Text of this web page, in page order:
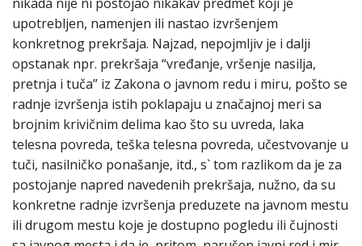
upotrebljen, namenjen ili nastao izvršenjem
konkretnog prekršaja. Najzad, nepojmljiv je i dalji
opstanak npr. prekršaja “vređanje, vršenje nasilja,
pretnja i tuča” iz Zakona o javnom redu i miru, pošto se
radnje izvršenja istih poklapaju u značajnoj meri sa
brojnim krivičnim delima kao što su uvreda, laka
telesna povreda, teška telesna povreda, učestvovanje u
tuči, nasilničko ponašanje, itd., s` tom razlikom da je za
postojanje napred navedenih prekršaja, nužno, da su
konkretne radnje izvršenja preduzete na javnom mestu
ili drugom mestu koje je dostupno pogledu ili čujnosti